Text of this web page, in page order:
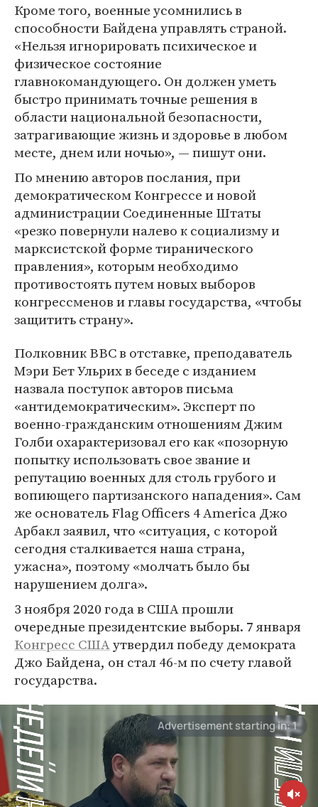
Кроме того, военные усомнились в
способности Байдена управлять страной.
«Нельзя игнорировать психическое и
физическое состояние
главнокомандующего. Он должен уметь
быстро принимать точные решения в
области национальной безопасности,
затрагивающие жизнь и здоровье в любом
месте, днем ​​или ночью», — пишут они.
По мнению авторов послания, при
демократическом Конгрессе и новой
администрации Соединенные Штаты
«резко повернули налево к социализму и
марксистской форме тиранического
правления», которым необходимо
противостоять путем новых выборов
конгрессменов и главы государства, «чтобы
защитить страну».
Полковник ВВС в отставке, преподаватель
Мэри Бет Ульрих в беседе с изданием
назвала поступок авторов письма
«антидемократическим». Эксперт по
военно-гражданским отношениям Джим
Голби охарактеризовал его как «позорную
попытку использовать свое звание и
репутацию военных для столь грубого и
вопиющего партизанского нападения». Сам
же основатель Flag Officers 4 America Джо
Арбакл заявил, что «ситуация, с которой
сегодня сталкивается наша страна,
ужасна», поэтому «молчать было бы
нарушением долга».
3 ноября 2020 года в США прошли
очередные президентские выборы. 7 января
Конгресс СШАутвердил победу демократа
Джо Байдена, он стал 46-м по счету главой
государства.